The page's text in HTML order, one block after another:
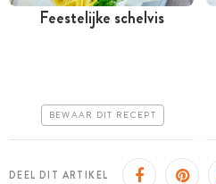
Feestelijke schelvis
BEWAAR DIT RECEPT
DEEL DIT ARTIKEL